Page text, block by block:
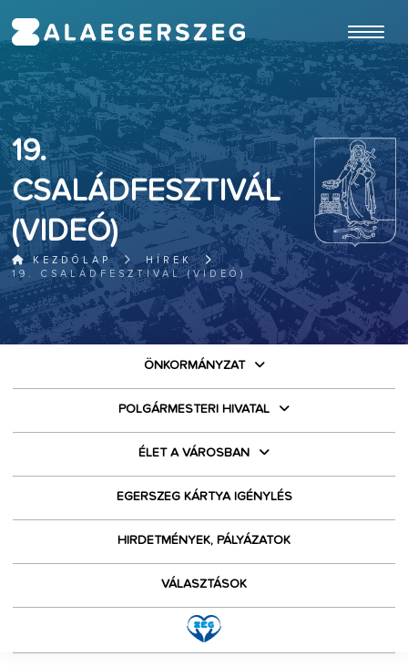
19.
CSALÁDFESZTIVÁL
(VIDEÓ)
KEZDŐLAP
HÍREK
19. CSALÁDFESZTIVÁL (VIDEÓ)
ÖNKORMÁNYZAT
POLGÁRMESTERI HIVATAL
ÉLET A VÁROSBAN
EGERSZEG KÁRTYA IGÉNYLÉS
HIRDETMÉNYEK, PÁLYÁZATOK
VÁLASZTÁSOK